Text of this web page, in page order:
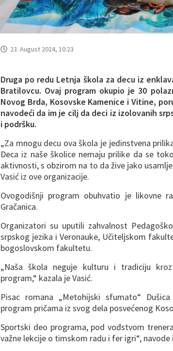
23. August 2024, 10:23
Druga po redu Letnja škola za decu iz
Bratilovcu. Ovaj program okupio je 30
Novog Brda, Kosovske Kamenice i Vitine,
navodeći da im je cilj da deci iz izolovanih
i podršku.
„Za mnogu decu ova škola je jedinstvena
Deca iz naše školice nemaju prilike da se
aktivnosti, s obzirom na to da žive jako
Vasić iz ove organizacije.
Ovogodišnji program obuhvatio je likovne
Gračanica.
Organizatori su uputili zahvalnost
srpskog jezika i Veronauke, Učiteljskom
bogoslovskom fakultetu.
„Naša škola neguje kulturu i tradiciju
program,“ kazala je Vasić.
Pisac romana „Metohijski sfumato“
program pričama iz svog dela posvećenog
Sportski deo programa, pod vođstvom
važne lekcije o timskom radu i fer igri“,